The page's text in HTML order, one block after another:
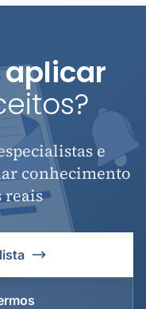
aplicar
e
conhecimento
reais